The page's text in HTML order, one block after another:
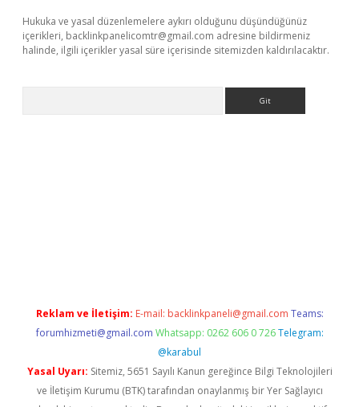
Hukuka ve yasal düzenlemelere aykırı olduğunu düşündüğünüz
içerikleri, backlinkpanelicomtr@gmail.com adresine bildirmeniz
halinde, ilgili içerikler yasal süre içerisinde sitemizden kaldırılacaktır.
Reklam ve İletişim: E-mail: backlinkpaneli@gmail.com Teams:
forumhizmeti@gmail.com Whatsapp: 0262 606 0 726 Telegram:
@karabul
Yasal Uyarı: Sitemiz, 5651 Sayılı Kanun gereğince Bilgi Teknolojileri
ve İletişim Kurumu (BTK) tarafından onaylanmış bir Yer Sağlayıcı